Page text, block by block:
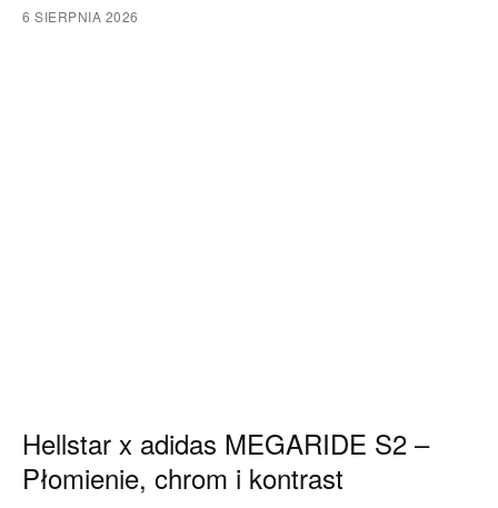
6 SIERPNIA 2026
Hellstar x adidas MEGARIDE S2 –
Płomienie, chrom i kontrast